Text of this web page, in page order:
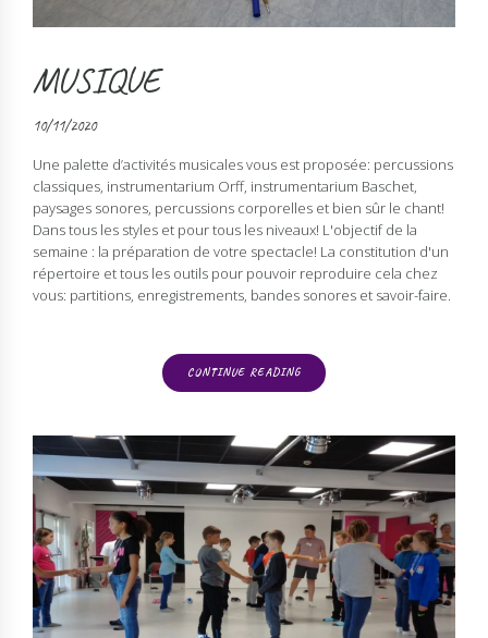
MUSIQUE
10/11/2020
Une palette d’activités musicales vous est proposée: percussions
classiques, instrumentarium Orff, instrumentarium Baschet,
paysages sonores, percussions corporelles et bien sûr le chant!
Dans tous les styles et pour tous les niveaux! L'objectif de la
semaine : la préparation de votre spectacle! La constitution d'un
répertoire et tous les outils pour pouvoir reproduire cela chez
vous: partitions, enregistrements, bandes sonores et savoir-faire.
CONTINUE READING